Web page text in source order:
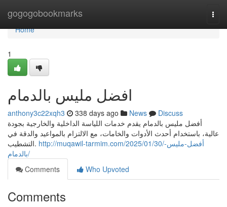
gogogobookmarks
Home
Home
1
افضل مليس بالدمام
anthony3c22xqh3 338 days ago News
Discuss
أفضل مليس بالدمام يقدم خدمات اللياسة الداخلية والخارجية بجودة
عالية، باستخدام أحدث الأدوات والخامات، مع الالتزام بالمواعيد والدقة في
التشطيب. http://muqawil-tarmim.com/2025/01/30/أفضل-مليس-
بالدمام/
Comments
Who Upvoted
Comments